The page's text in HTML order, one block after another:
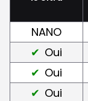
NANO
Oui
Oui
Oui